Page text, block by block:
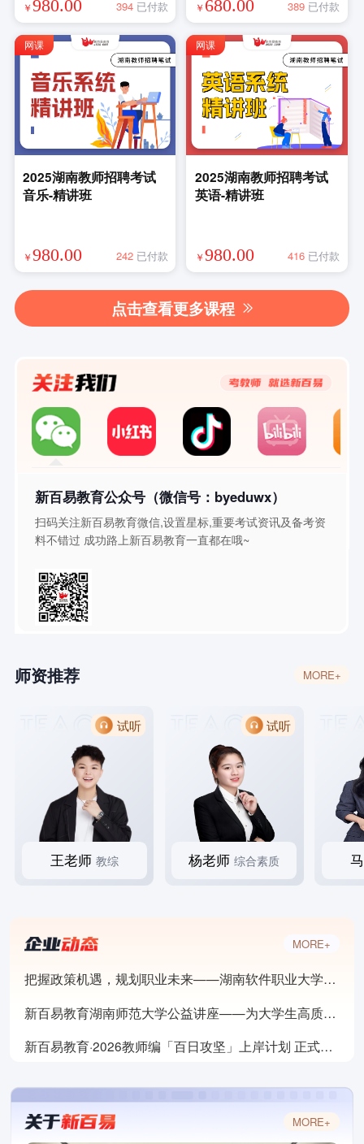
￥ 980.00 394 已付款 ￥ 680.00 389 已付款
网课
2025湖南教师招聘考试
音乐-精讲班
￥ 980.00 242 已付款
网课
2025湖南教师招聘考试
英语-精讲班
￥ 980.00 416 已付款
点击查看更多课程
新百易教育公众号（微信号：byeduwx）
扫码关注新百易教育微信,设置星标,重要考试资讯及备考资
料不错过 成功路上新百易教育一直都在哦~
师资推荐 MORE+
试听
王老师 教综
试听
杨老师综合素质
MORE+
把握政策机遇，规划职业未来——湖南软件职业大学就业专题讲座
新百易教育湖南师范大学公益讲座——为大学生高质量就业精准导航
新百易教育·2026教师编「百日攻坚」上岸计划 正式启航
MORE+